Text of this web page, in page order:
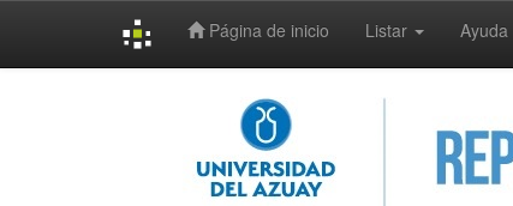
Página de inicio Listar Ayuda